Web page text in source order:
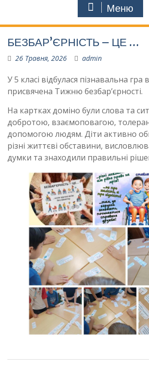
Меню
БЕЗБАР’ЄРНІСТЬ – ЦЕ …
26 Травня, 2026 admin
У 5 класі відбулася пізнавальна гра
присвячена Тижню безбар’єрності.
На картках доміно були слова та
добротою, взаємоповагою,
допомогою людям. Діти активно
різні життєві обставини,
думки та знаходили правильні